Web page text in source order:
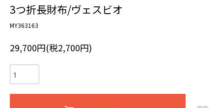
3つ折長財布/ヴェスビオ
MY363163
29,700円(税2,700円)